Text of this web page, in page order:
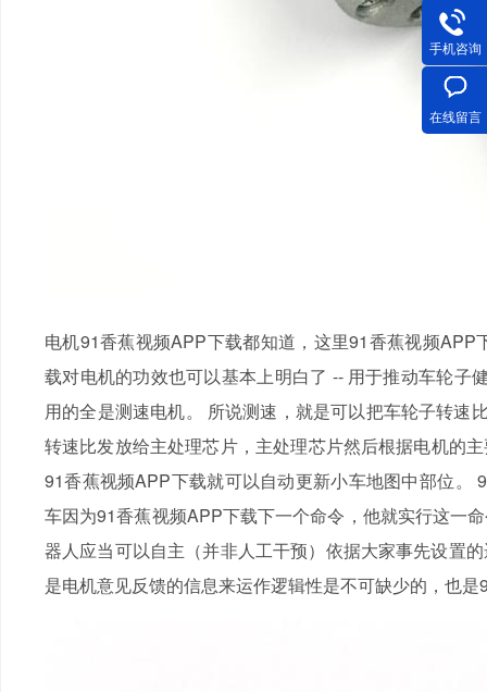
电机91香蕉视频APP下载都知道，这里91香蕉视频
载对电机的功效也可以基本上明白了 -- 用于推动车轮子
用的全是测速电机。 所说测速，就是可以把车轮子转
转速比发放给主处理芯片，主处理芯片然后根据电机的
91香蕉视频APP下载就可以自动更新小车地图中部位
车因为91香蕉视频APP下载下一个命令，他就实行这一命
器人应当可以自主（并非人工干预）依据大家事先设置的逻
是电机意见反馈的信息来运作逻辑性是不可缺少的，也
手机咨询
在线留言